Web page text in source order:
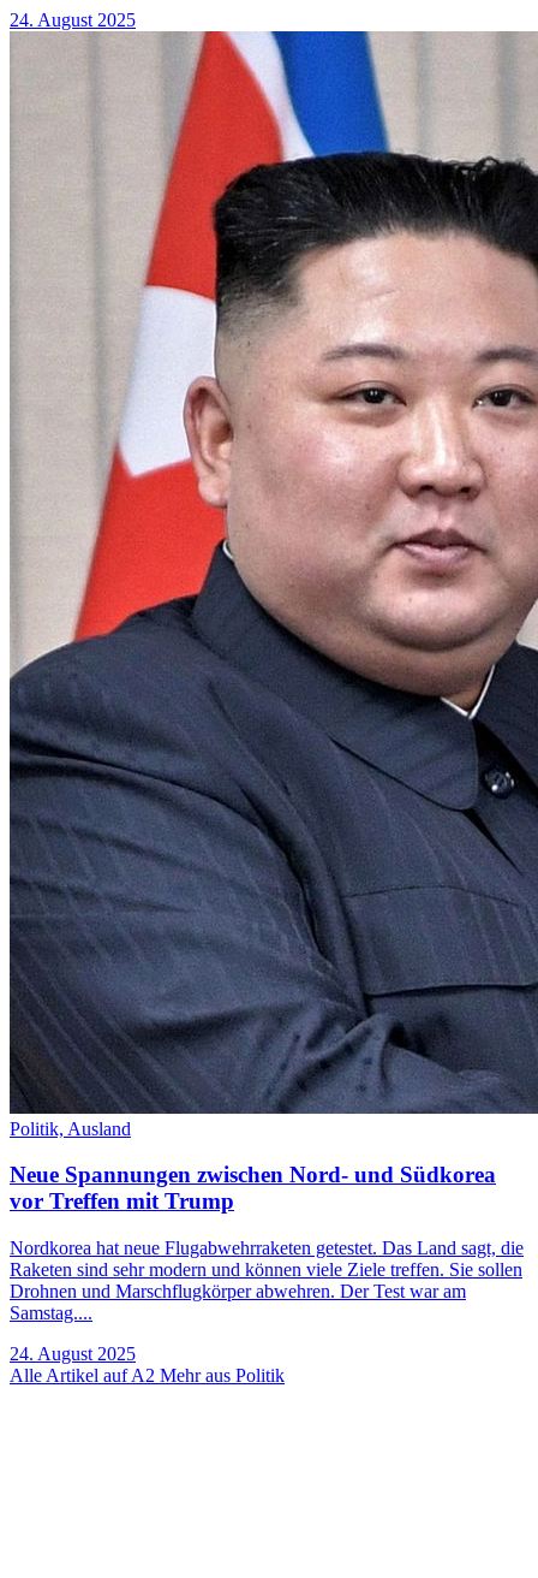
24. August 2025
Politik, Ausland
Neue Spannungen zwischen Nord- und Südkorea
vor Treffen mit Trump
Nordkorea hat neue Flugabwehrraketen getestet. Das Land sagt, die
Raketen sind sehr modern und können viele Ziele treffen. Sie sollen
Drohnen und Marschflugkörper abwehren. Der Test war am
Samstag....
24. August 2025
Alle Artikel auf A2 Mehr aus Politik